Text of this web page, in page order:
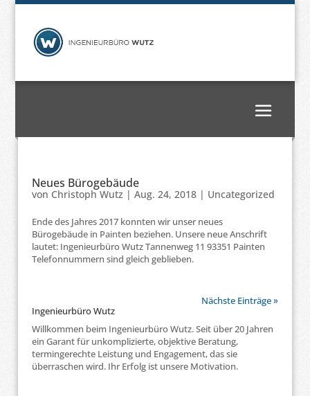
Neues Bürogebäude
von Christoph Wutz |Aug. 24, 2018 | Uncategorized
Ende des Jahres 2017 konnten wir unser neues
Bürogebäude in Painten beziehen. Unsere neue Anschrift
lautet: Ingenieurbüro Wutz Tannenweg 11 93351 Painten
Telefonnummern sind gleich geblieben.
Nächste Einträge »
Ingenieurbüro Wutz
Willkommen beim Ingenieurbüro Wutz. Seit über 20 Jahren
ein Garant für unkomplizierte, objektive Beratung,
termingerechte Leistung und Engagement, das sie
überraschen wird. Ihr Erfolg ist unsere Motivation.